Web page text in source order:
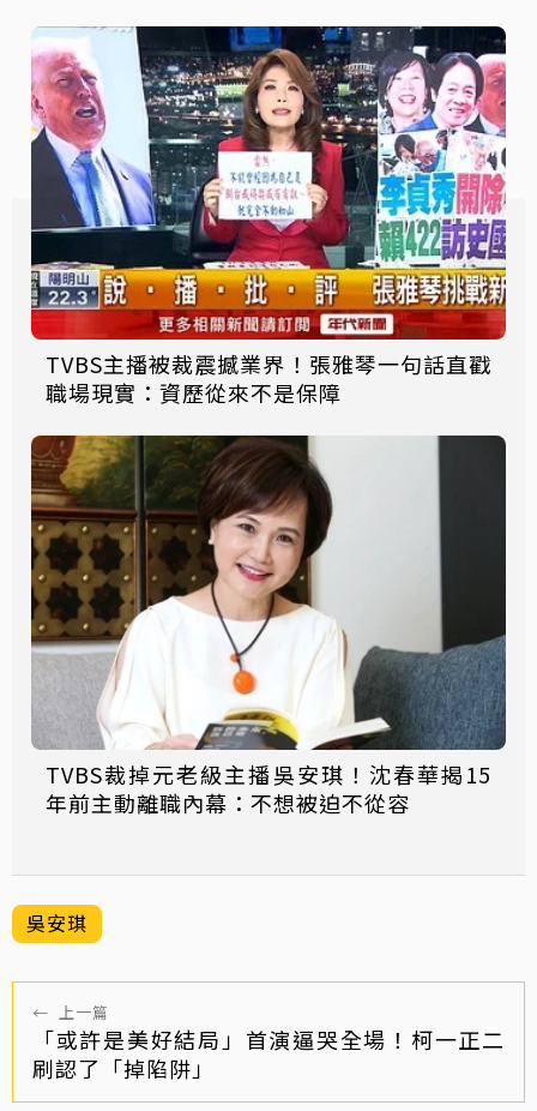
TVBS主播被裁震撼業界！張雅琴一句話直戳
職場現實：資歷從來不是保障
TVBS裁掉元老級主播吳安琪！沈春華揭15
年前主動離職內幕：不想被迫不從容
吳安琪
← 上一篇
「或許是美好結局」首演逼哭全場！柯一正二
刷認了「掉陷阱」